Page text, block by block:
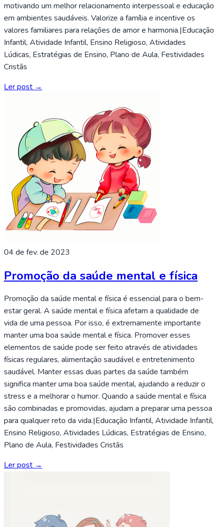
motivando um melhor relacionamento interpessoal e educação
em ambientes saudáveis. Valorize a família e incentive os
valores familiares para relações de amor e harmonia.|Educação
Infantil, Atividade Infantil, Ensino Religioso, Atividades
Lúdicas, Estratégias de Ensino, Plano de Aula, Festividades
Cristãs
Ler post →
04 de fev. de 2023
Promoção da saúde mental e física
Promoção da saúde mental e física é essencial para o bem-
estar geral. A saúde mental e física afetam a qualidade de
vida de uma pessoa. Por isso, é extremamente importante
manter uma boa saúde mental e física. Promover esses
elementos de saúde pode ser feito através de atividades
físicas regulares, alimentação saudável e entretenimento
saudável. Manter essas duas partes da saúde também
significa manter uma boa saúde mental, ajudando a reduzir o
stress e a melhorar o humor. Quando a saúde mental e física
são combinadas e promovidas, ajudam a preparar uma pessoa
para qualquer reto da vida.|Educação Infantil, Atividade Infantil,
Ensino Religioso, Atividades Lúdicas, Estratégias de Ensino,
Plano de Aula, Festividades Cristãs
Ler post →